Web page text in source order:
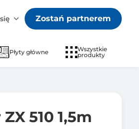
Zostań partnerem
Płyty główne
Wszystkie
produkty
510 1,5m